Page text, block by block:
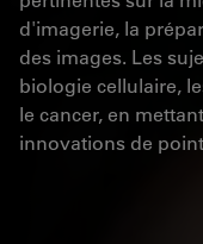
d'imagerie, la
des images. Les
biologie cellulaire,
le cancer, en
innovations de